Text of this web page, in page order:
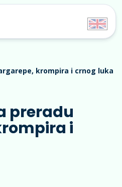
krompira i crnog luka
preradu
i